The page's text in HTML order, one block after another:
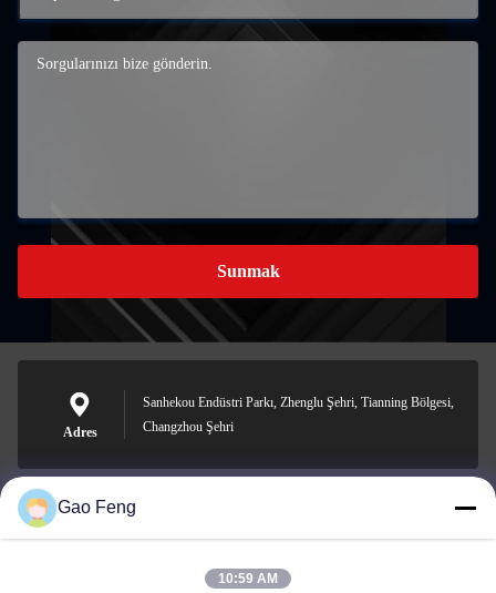
Sunmak
Adres
Sanhekou Endüstri Parkı, Zhenglu Şehri, Tianning Bölgesi,
Changzhou Şehri
suli@sulidry.com
Gao Feng
10:59 AM